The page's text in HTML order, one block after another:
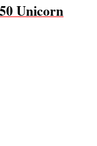
Unicorn